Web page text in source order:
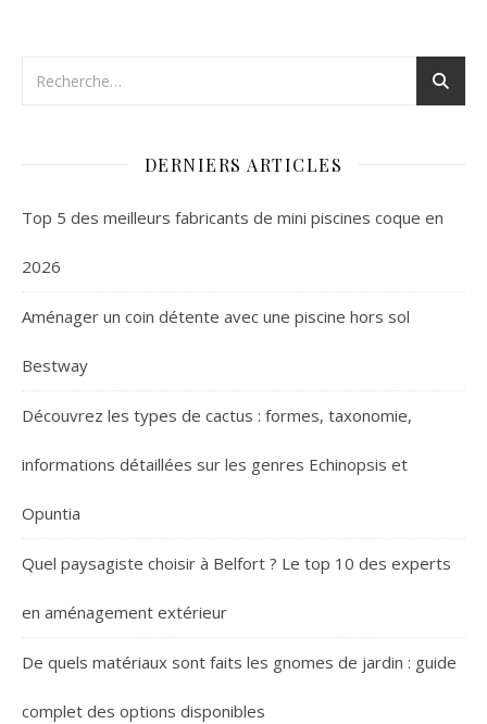
DERNIERS ARTICLES
Top 5 des meilleurs fabricants de mini piscines coque en
2026
Aménager un coin détente avec une piscine hors sol
Bestway
Découvrez les types de cactus : formes, taxonomie,
informations détaillées sur les genres Echinopsis et
Opuntia
Quel paysagiste choisir à Belfort ? Le top 10 des experts
en aménagement extérieur
De quels matériaux sont faits les gnomes de jardin : guide
complet des options disponibles